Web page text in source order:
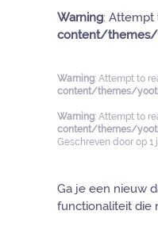
Warning: Attempt
content/
Warning: Attempt to
content/themes/
Warning: Attempt to
content/themes/
Geschreven door op 1
Ga je een nieuw
functionaliteit die